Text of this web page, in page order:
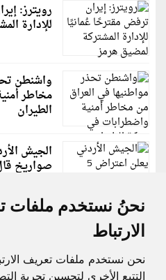
نحنُ نستخدم ملفات
الارتباط
نحن نستخدم ملفات تعريف
التتبع الأخرى لتحسين تجربة
رويترز:
للإدارة
واشنطن
مخاطر
الطيران
صواريخ